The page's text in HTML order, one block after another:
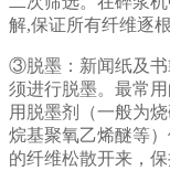
解,保证所有纤维逐根
③脱墨：新闻纸及书
须进行脱墨。最常
用脱墨剂（一般为
烷基聚氧乙烯醚等
的纤维松散开来，